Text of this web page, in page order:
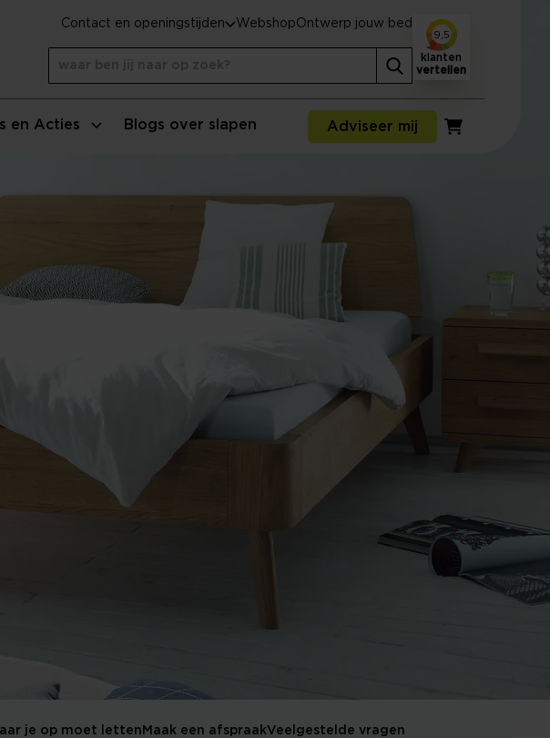
en Acties Blogs over slapen Adviseer mij
Winkelwagen
Contact en openingstijden WebshopOntwerp jouw bed
9,5
klanten
vertellen
je op moet letten Maak een afspraakVeelgestelde vragen